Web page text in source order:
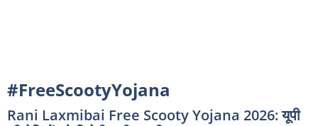
#FreeScootyYojana
Rani Laxmibai Free Scooty Yojana 2026: यूपी